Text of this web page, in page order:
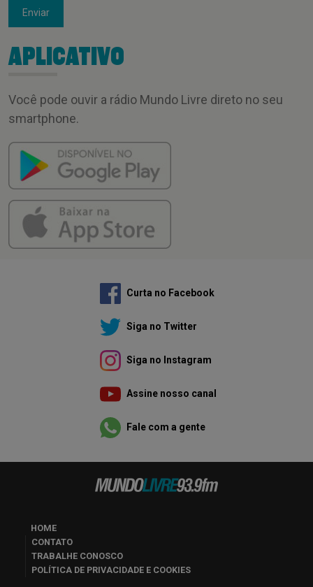
Enviar
APLICATIVO
Você pode ouvir a rádio Mundo Livre direto no seu
smartphone.
Curta no Facebook
Siga no Twitter
Siga no Instagram
Assine nosso canal
Fale com a gente
HOME
CONTATO
TRABALHE CONOSCO
POLÍTICA DE PRIVACIDADE E COOKIES